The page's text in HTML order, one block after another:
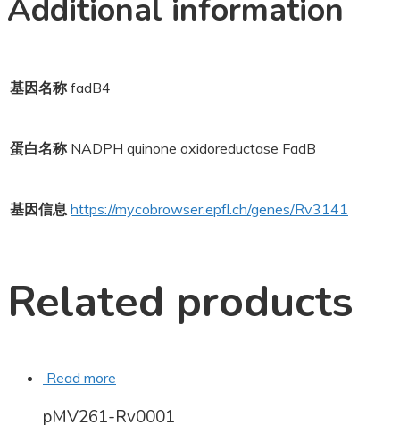
Additional information
基因名称 fadB4
蛋白名称 NADPH quinone oxidoreductase FadB
基因信息 https://mycobrowser.epfl.ch/genes/Rv3141
Related products
Read more
pMV261-Rv0001